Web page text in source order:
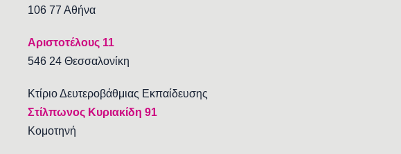
106 77 Αθήνα
Αριστοτέλους 11
546 24 Θεσσαλονίκη
Κτίριο Δευτεροβάθμιας Εκπαίδευσης
Στίλπωνος Κυριακίδη 91
Κομοτηνή